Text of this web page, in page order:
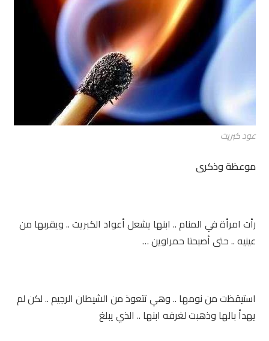
عود كبريت
موعظة وذكرى
رأت امرأة في المنام .. ابنها يشعل أعواد الكبريت .. ويقربها من
عينيه .. حتى أصبحتا حمراوين …
استيقظت من نومها .. وهي تتعوذ من الشيطان الرجيم .. لكن لم
يهدأ بالها وذهبت لغرفه ابنها .. الذي يبلغ